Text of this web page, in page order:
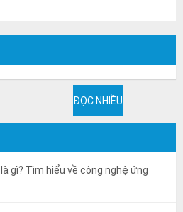
ĐỌC NHIỀU
gì? Tìm hiểu về công nghệ ứng